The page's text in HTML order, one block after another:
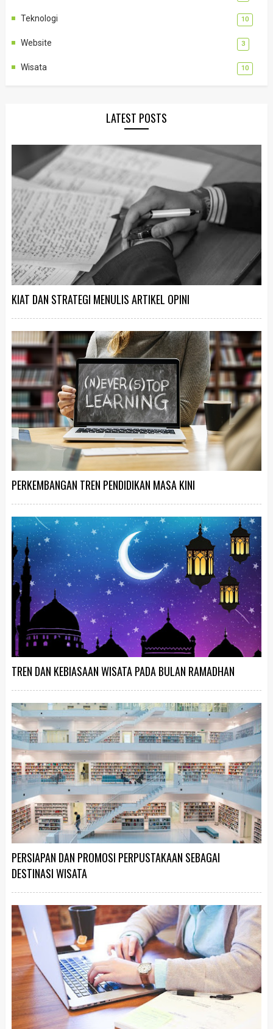
Teknologi 10
Website 3
Wisata 10
LATEST POSTS
KIAT DAN STRATEGI MENULIS ARTIKEL OPINI
PERKEMBANGAN TREN PENDIDIKAN MASA KINI
TREN DAN KEBIASAAN WISATA PADA BULAN RAMADHAN
PERSIAPAN DAN PROMOSI PERPUSTAKAAN SEBAGAI
DESTINASI WISATA